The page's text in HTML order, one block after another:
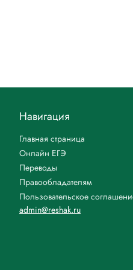
Навигация
Главная страница
Онлайн ЕГЭ
Переводы
Правообладателям
Пользовательское
admin@reshak.ru